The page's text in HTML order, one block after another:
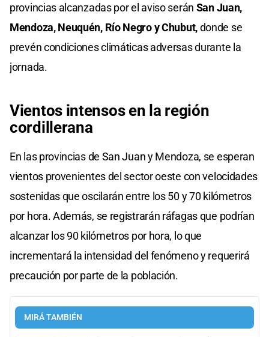
provincias alcanzadas por el aviso serán San Juan,
Mendoza, Neuquén, Río Negro y Chubut,donde se
prevén condiciones climáticas adversas durante la
jornada.
Vientos intensos en la región
cordillerana
En las provincias de San Juan y Mendoza, se esperan
vientos provenientes del sector oeste con velocidades
sostenidas que oscilarán entre los 50 y 70 kilómetros
por hora. Además, se registrarán ráfagas que podrían
alcanzar los 90 kilómetros por hora, lo que
incrementará la intensidad del fenómeno y requerirá
precaución por parte de la población.
MIRÁ TAMBIÉN